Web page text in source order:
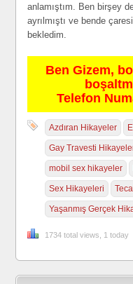
anlamıştım. Ben birşey
ayrılmıştı ve bende
bekledim.
Ben Gizem,
Telefon
Azdıran Hikayeler
Gay Travesti
mobil sex hikayeler
Sex Hikayeleri
Yaşanmış Gerçek
1734 total views, 1 today